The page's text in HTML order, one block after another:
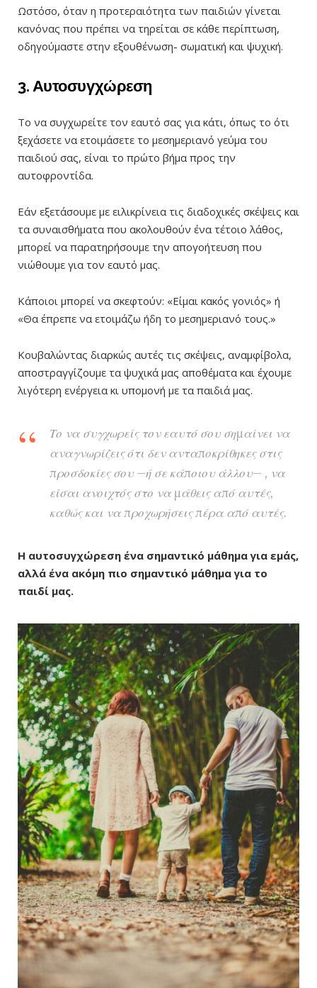
Ωστόσο, όταν η προτεραιότητα των παιδιών γίνεται
κανόνας που πρέπει να τηρείται σε κάθε περίπτωση,
οδηγούμαστε στην εξουθένωση- σωματική και ψυχική.
3. Αυτοσυγχώρεση
Το να συγχωρείτε τον εαυτό σας για κάτι, όπως το ότι
ξεχάσετε να ετοιμάσετε το μεσημεριανό γεύμα του
παιδιού σας, είναι το πρώτο βήμα προς την
αυτοφροντίδα.
Εάν εξετάσουμε με ειλικρίνεια τις διαδοχικές σκέψεις και
τα συναισθήματα που ακολουθούν ένα τέτοιο λάθος,
μπορεί να παρατηρήσουμε την απογοήτευση που
νιώθουμε για τον εαυτό μας.
Κάποιοι μπορεί να σκεφτούν: «Είμαι κακός γονιός» ή
«Θα έπρεπε να ετοιμάζω ήδη το μεσημεριανό τους.»
Κουβαλώντας διαρκώς αυτές τις σκέψεις, αναμφίβολα,
αποστραγγίζουμε τα ψυχικά μας αποθέματα και έχουμε
λιγότερη ενέργεια κι υπομονή με τα παιδιά μας.
Το να συγχωρείς τον εαυτό σου σημαίνει να
αναγνωρίζεις ότι δεν ανταποκρίθηκες στις
προσδοκίες σου —ή σε κάποιου άλλου— , να
είσαι ανοιχτός στο να μάθεις από αυτές,
καθώς και ναπροχωρήσεις πέρα από αυτές.
Η αυτοσυγχώρεση ένα σημαντικό μάθημα για εμάς,
αλλά ένα ακόμη πιο σημαντικό μάθημα για το
παιδί μας.